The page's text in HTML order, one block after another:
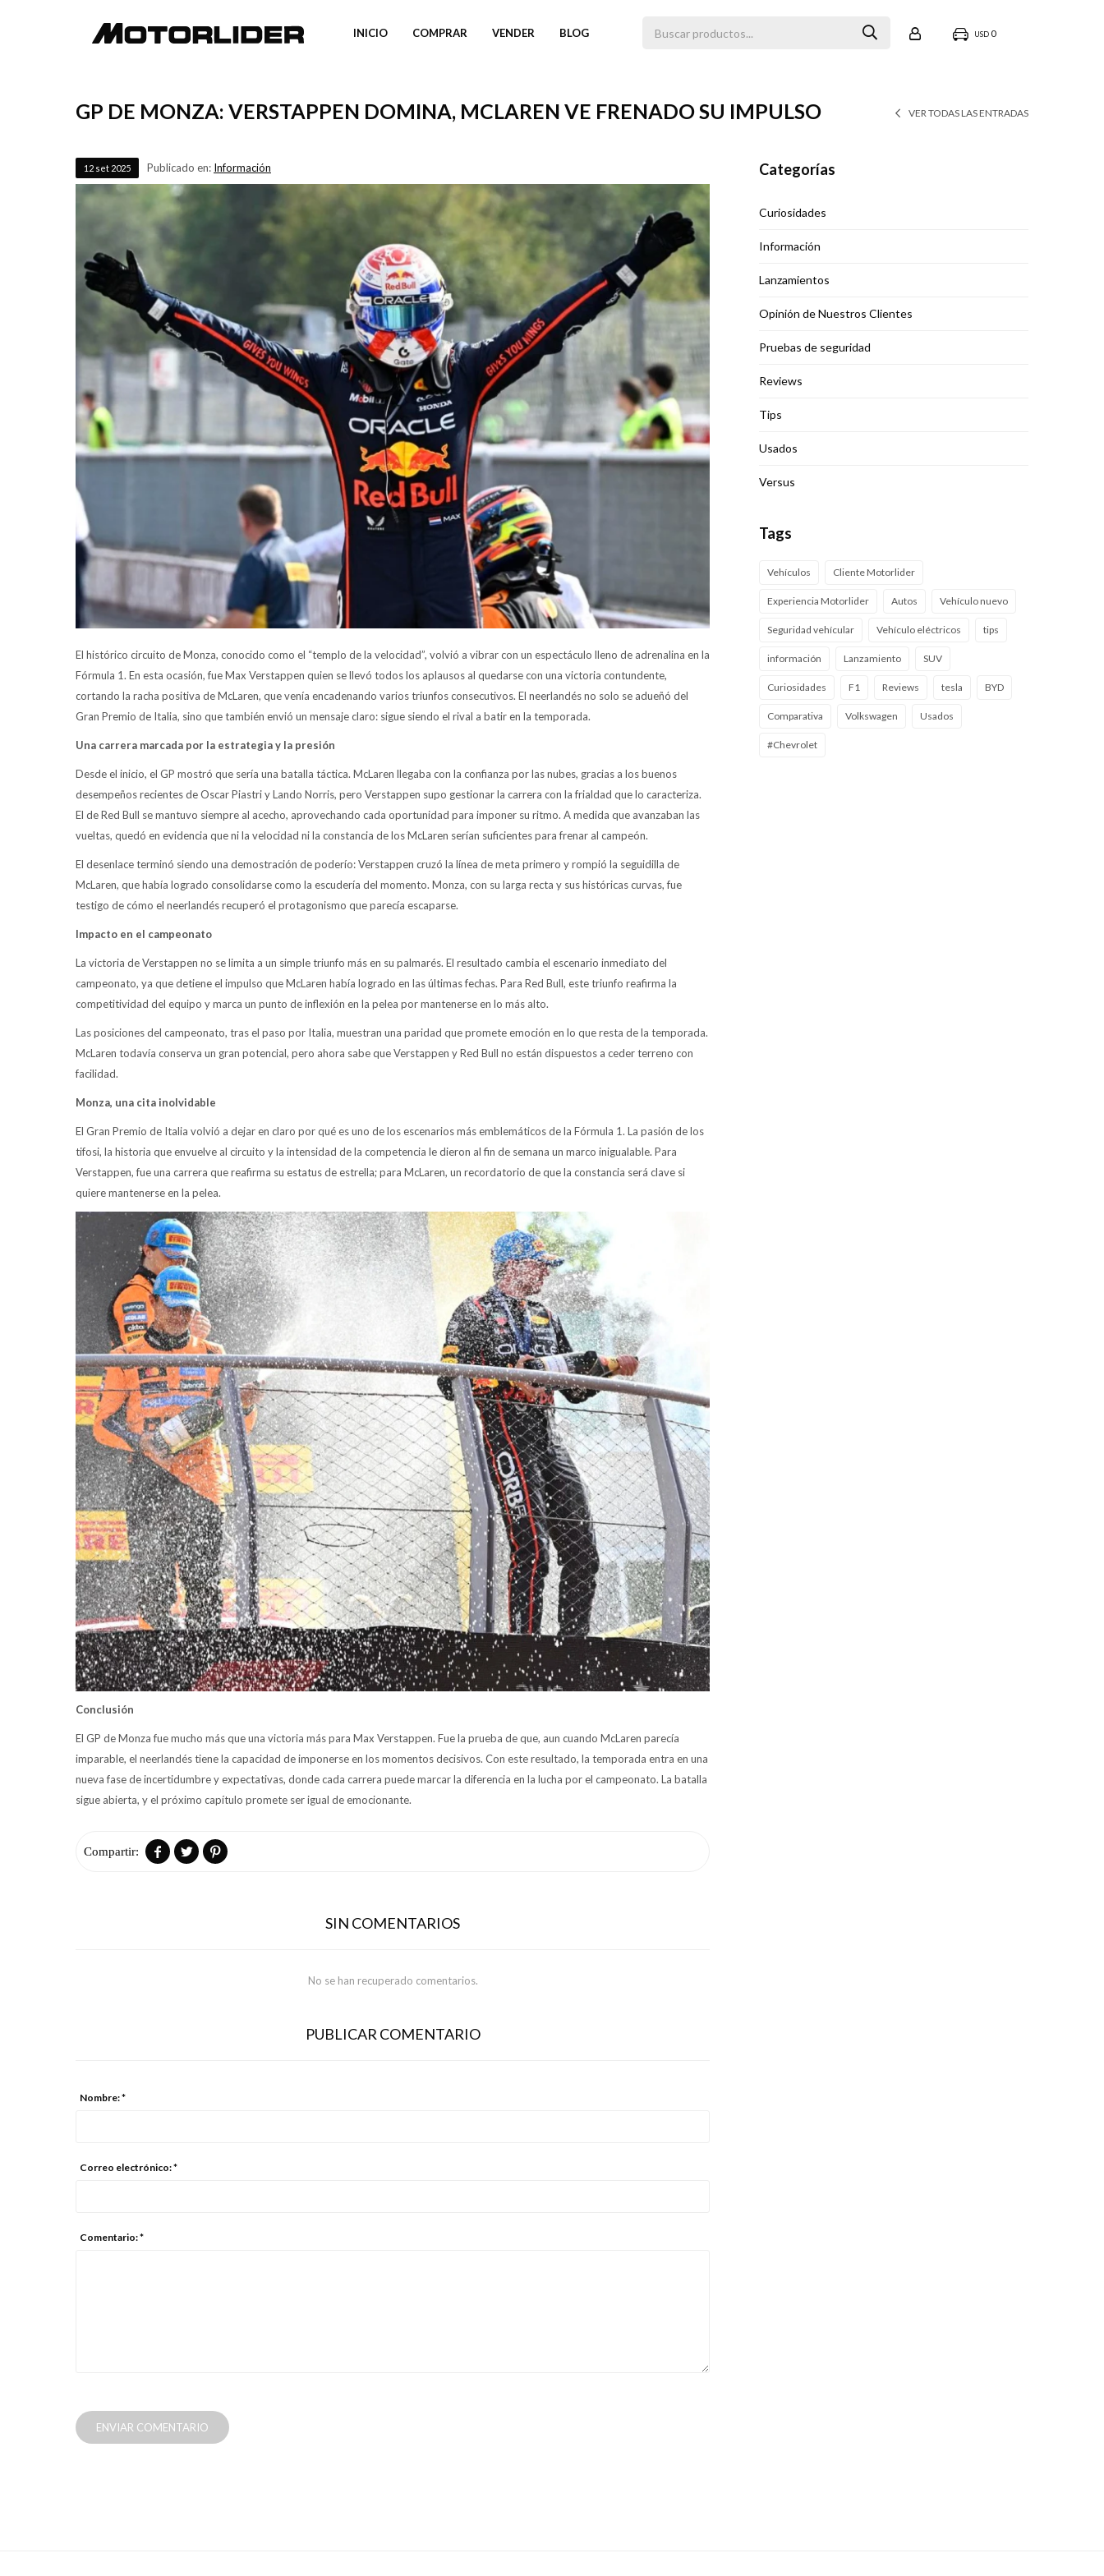
INICIO COMPRAR VENDER BLOG USD 0
GP DE MONZA: VERSTAPPEN DOMINA, MCLAREN VE FRENADO SU IMPULSO VER TODAS LAS ENTRADAS
12 set 2025 Publicado en: Información
El histórico circuito de Monza, conocido como el “templo de la velocidad”, volvió a vibrar con un espectáculo lleno de adrenalina en la
Fórmula 1. En esta ocasión, fue Max Verstappen quien se llevó todos los aplausos al quedarse con una victoria contundente,
cortando la racha positiva de McLaren, que venía encadenando varios triunfos consecutivos. El neerlandés no solo se adueñó del
Gran Premio de Italia, sino que también envió un mensaje claro: sigue siendo el rival a batir en la temporada.
Una carrera marcada por la estrategia y la presión
Desde el inicio, el GP mostró que sería una batalla táctica. McLaren llegaba con la confianza por las nubes, gracias a los buenos
desempeños recientes de Oscar Piastri y Lando Norris, pero Verstappen supo gestionar la carrera con la frialdad que lo caracteriza.
El de Red Bull se mantuvo siempre al acecho, aprovechando cada oportunidad para imponer su ritmo. A medida que avanzaban las
vueltas, quedó en evidencia que ni la velocidad ni la constancia de los McLaren serían suficientes para frenar al campeón.
El desenlace terminó siendo una demostración de poderío: Verstappen cruzó la línea de meta primero y rompió la seguidilla de
McLaren, que había logrado consolidarse como la escudería del momento. Monza, con su larga recta y sus históricas curvas, fue
testigo de cómo el neerlandés recuperó el protagonismo que parecía escaparse.
Impacto en el campeonato
La victoria de Verstappen no se limita a un simple triunfo más en su palmarés. El resultado cambia el escenario inmediato del
campeonato, ya que detiene el impulso que McLaren había logrado en las últimas fechas. Para Red Bull, este triunfo reafirma la
competitividad del equipo y marca un punto de inflexión en la pelea por mantenerse en lo más alto.
Las posiciones del campeonato, tras el paso por Italia, muestran una paridad que promete emoción en lo que resta de la temporada.
McLaren todavía conserva un gran potencial, pero ahora sabe que Verstappen y Red Bull no están dispuestos a ceder terreno con
facilidad.
Monza, una cita inolvidable
El Gran Premio de Italia volvió a dejar en claro por qué es uno de los escenarios más emblemáticos de la Fórmula 1. La pasión de los
tifosi, la historia que envuelve al circuito y la intensidad de la competencia le dieron al fin de semana un marco inigualable. Para
Verstappen, fue una carrera que reafirma su estatus de estrella; para McLaren, un recordatorio de que la constancia será clave si
quiere mantenerse en la pelea.
Conclusión
El GP de Monza fue mucho más que una victoria más para Max Verstappen. Fue la prueba de que, aun cuando McLaren parecía
imparable, el neerlandés tiene la capacidad de imponerse en los momentos decisivos. Con este resultado, la temporada entra en una
nueva fase de incertidumbre y expectativas, donde cada carrera puede marcar la diferencia en la lucha por el campeonato. La batalla
sigue abierta, y el próximo capítulo promete ser igual de emocionante.
  
SIN COMENTARIOS
No se han recuperado comentarios.
PUBLICAR COMENTARIO
Nombre: *
Correo electrónico: *
Comentario: *
ENVIAR COMENTARIO
Categorías
Curiosidades
Información
Lanzamientos
Opinión de Nuestros Clientes
Pruebas de seguridad
Reviews
Tips
Usados
Versus
Tags
Vehículos Cliente Motorlider
Experiencia Motorlider Autos Vehículo nuevo
Seguridad vehícular Vehículo eléctricos tips
información Lanzamiento SUV
Curiosidades F1 Reviews tesla BYD
Comparativa Volkswagen Usados
#Chevrolet